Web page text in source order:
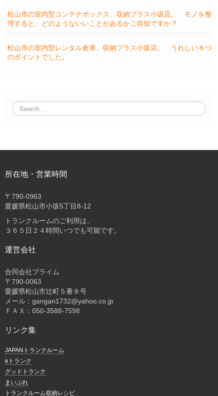
松山市の室内型コンテナボックス、収納プラス小坂店。 モノを整
理すると、どのようないいことがあるかご存知ですか？
松山市の室内型レンタル倉庫、収納プラス小坂店。 うれしい８つ
のポイントでした。
所在地・営業時間
〒 790-0963
愛媛県松山市小坂5丁目8-12
トランクルームのご利用は、
３６５日２４時間いつでも可能です。
運営会社
合同会社プライム
〒 790-0063
愛媛県松山市辻町５番８号
メール：gangan1732@yahoo.co.jp
ＦＡＸ：050-3588-7598
リンク集
JAPANトランクルーム
eトランク
グッドトランク
まいぷれ
トランクルーム収納レシピ